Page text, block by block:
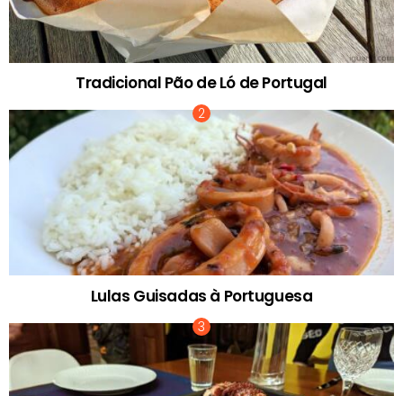
Tradicional Pão de Ló de Portugal
Lulas Guisadas à Portuguesa